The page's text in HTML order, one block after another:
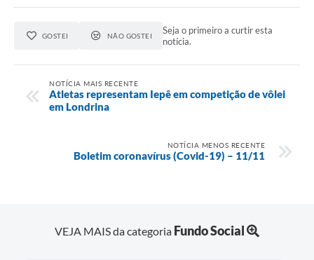
GOSTEI NÃO GOSTEI
Seja o primeiro a curtir esta
notícia.
NOTÍCIA MAIS RECENTE
Atletas representam Iepê em competição de vôlei
em Londrina
NOTÍCIA MENOS RECENTE
Boletim coronavírus (Covid-19) – 11/11
VEJA MAIS da categoria Fundo Social